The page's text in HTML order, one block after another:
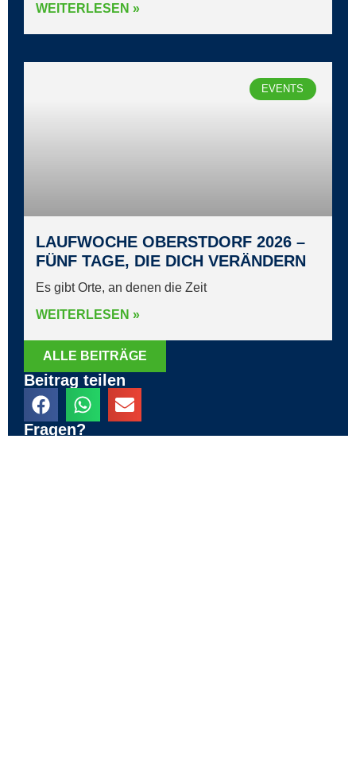
WEITERLESEN »
EVENTS
LAUFWOCHE OBERSTDORF 2026 –
FÜNF TAGE, DIE DICH VERÄNDERN
Es gibt Orte, an denen die Zeit
WEITERLESEN »
ALLE BEITRÄGE
Beitrag teilen
Fragen?